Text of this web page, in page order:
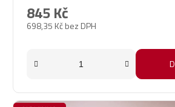
698,35 Kč bez DPH
845 Kč